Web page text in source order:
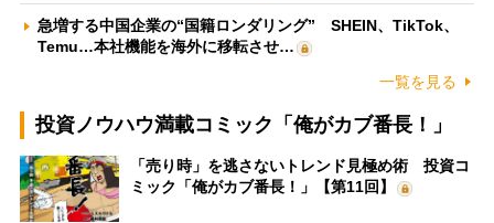
急増する中国企業の“国籍ロンダリング” SHEIN、TikTok、
Temu…本社機能を海外に移転させ…
一覧を見る
投資ノウハウ満載コミック「俺がカブ番長！」
「売り時」を逃さないトレンド見極め術 投資コ
ミック「俺がカブ番長！」【第11回】